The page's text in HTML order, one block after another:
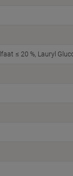
≤ 20 %, Lauryl